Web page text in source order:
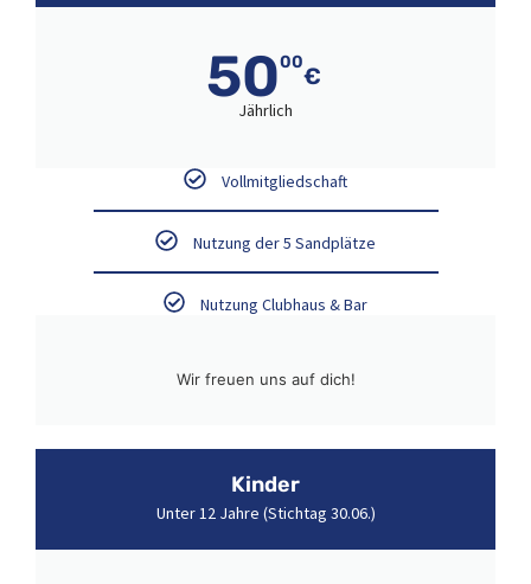
5000
€
Jährlich
Vollmitgliedschaft
Nutzung der 5 Sandplätze
Nutzung Clubhaus & Bar
Wir freuen uns auf dich!
Kinder
Unter 12 Jahre (Stichtag 30.06.)